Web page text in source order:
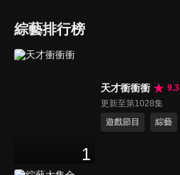
綜藝排行榜
1
天才衝衝衝
9.3
更新至第1028集
遊戲節目
綜藝